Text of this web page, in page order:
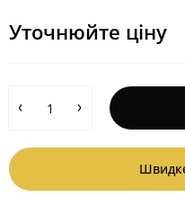
Уточнюйте ціну